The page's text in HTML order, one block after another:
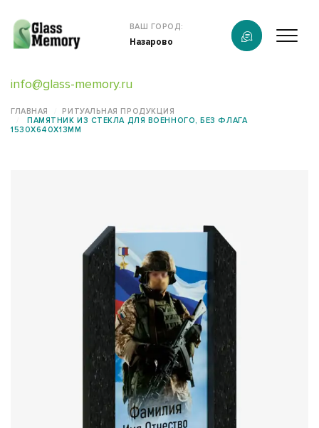
info@glass-memory.ru
ВАШ ГОРОД:
Назарово
Продукция
Калькулятор
Полезная информация
Контакты
ГЛАВНАЯ
РИТУАЛЬНАЯ ПРОДУКЦИЯ
ПАМЯТНИК ИЗ СТЕКЛА ДЛЯ ВОЕННОГО, БЕЗ ФЛАГА
1530Х640Х13ММ